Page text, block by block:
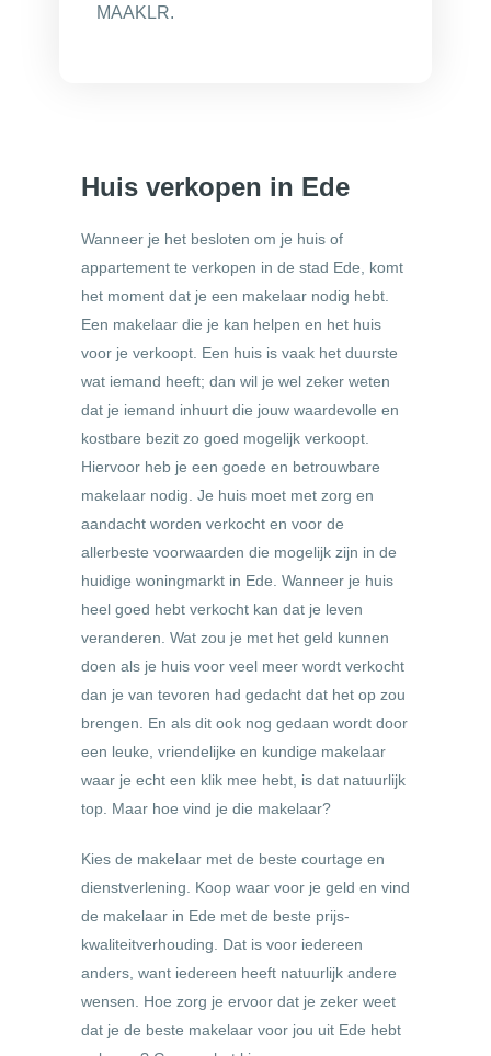
MAAKLR.
Huis verkopen in Ede
Wanneer je het besloten om je huis of
appartement te verkopen in de stad Ede, komt
het moment dat je een makelaar nodig hebt.
Een makelaar die je kan helpen en het huis
voor je verkoopt. Een huis is vaak het duurste
wat iemand heeft; dan wil je wel zeker weten
dat je iemand inhuurt die jouw waardevolle en
kostbare bezit zo goed mogelijk verkoopt.
Hiervoor heb je een goede en betrouwbare
makelaar nodig. Je huis moet met zorg en
aandacht worden verkocht en voor de
allerbeste voorwaarden die mogelijk zijn in de
huidige woningmarkt in Ede. Wanneer je huis
heel goed hebt verkocht kan dat je leven
veranderen. Wat zou je met het geld kunnen
doen als je huis voor veel meer wordt verkocht
dan je van tevoren had gedacht dat het op zou
brengen. En als dit ook nog gedaan wordt door
een leuke, vriendelijke en kundige makelaar
waar je echt een klik mee hebt, is dat natuurlijk
top. Maar hoe vind je die makelaar?
Kies de makelaar met de beste courtage en
dienstverlening. Koop waar voor je geld en vind
de makelaar in Ede met de beste prijs-
kwaliteitverhouding. Dat is voor iedereen
anders, want iedereen heeft natuurlijk andere
wensen. Hoe zorg je ervoor dat je zeker weet
dat je de beste makelaar voor jou uit Ede hebt